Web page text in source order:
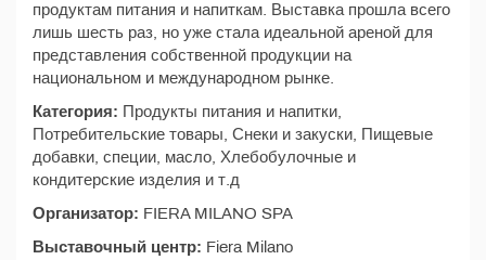
продуктам питания и напиткам. Выставка прошла всего
лишь шесть раз, но уже стала идеальной ареной для
представления собственной продукции на
национальном и международном рынке.
Категория: Продукты питания и напитки,
Потребительские товары, Снеки и закуски, Пищевые
добавки, специи, масло, Хлебобулочные и
кондитерские изделия и т.д
Организатор: FIERA MILANO SPA
Выставочный центр: Fiera Milano